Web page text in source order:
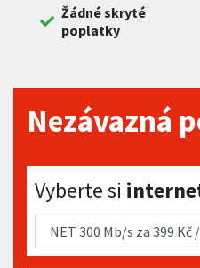
Žádné skryté
poplatky
Nezávazná
Vyberte si internet
Vyberte si